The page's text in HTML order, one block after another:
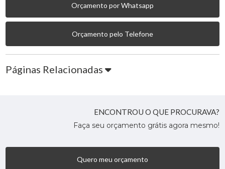
Orçamento por Whatsapp
Orçamento pelo Telefone
Páginas Relacionadas
ENCONTROU O QUE PROCURAVA?
Faça seu orçamento grátis agora mesmo!
Quero meu orçamento